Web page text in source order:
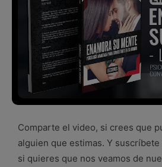
Comparte el video, si crees que
alguien que estimas. Y
si quieres que nos veamos de